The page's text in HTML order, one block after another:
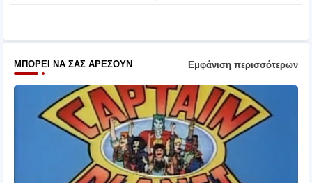
pp
ΜΠΟΡΕΊ ΝΑ ΣΑΣ ΑΡΈΣΟΥΝ Εμφάνιση περισσότερων